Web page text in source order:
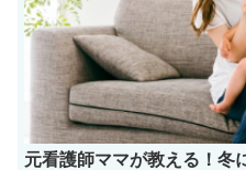
元看護師ママが教える！冬